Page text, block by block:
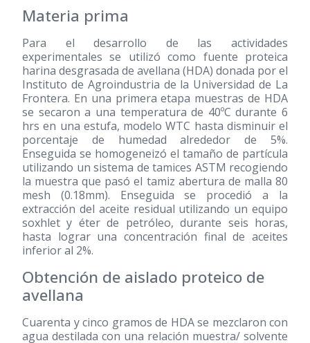
Materia prima
Para el desarrollo de las actividades
experimentales se utilizó como fuente proteica
harina desgrasada de avellana (HDA) donada por el
Instituto de Agroindustria de la Universidad de La
Frontera. En una primera etapa muestras de HDA
se secaron a una temperatura de 40ºC durante 6
hrs en una estufa, modelo WTC hasta disminuir el
porcentaje de humedad alrededor de 5%.
Enseguida se homogeneizó el tamaño de partícula
utilizando un sistema de tamices ASTM recogiendo
la muestra que pasó el tamiz abertura de malla 80
mesh (0.18mm). Enseguida se procedió a la
extracción del aceite residual utilizando un equipo
soxhlet y éter de petróleo, durante seis horas,
hasta lograr una concentración final de aceites
inferior al 2%.
Obtención de aislado proteico de
avellana
Cuarenta y cinco gramos de HDA se mezclaron con
agua destilada con una relación muestra/ solvente